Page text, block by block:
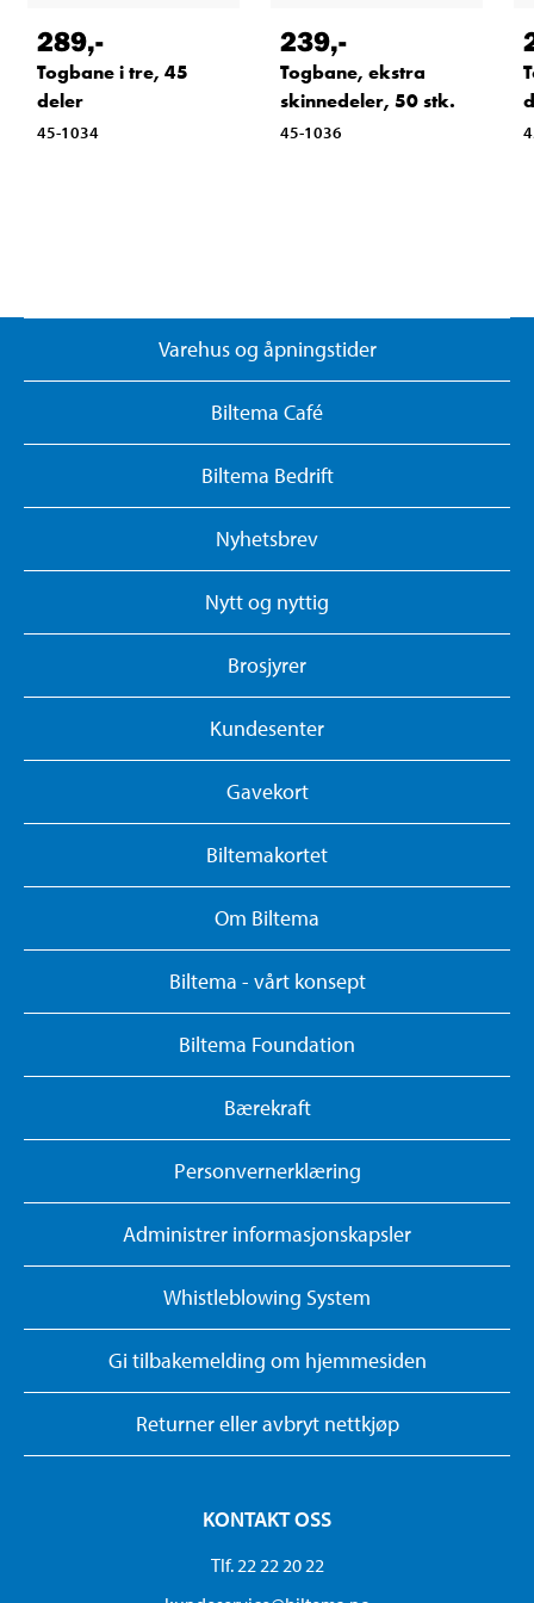
289,-
Togbane i tre, 45
deler
45-1034
239,-
Togbane, ekstra
skinnedeler, 50 stk.
45-1036
Varehus og åpningstider
Biltema Café
Biltema Bedrift
Nyhetsbrev
Nytt og nyttig
Brosjyrer
Kundesenter
Gavekort
Biltemakortet
Om Biltema
Biltema - vårt konsept
Biltema Foundation
Bærekraft
Personvernerklæring
Administrer informasjonskapsler
Whistleblowing System
Gi tilbakemelding om hjemmesiden
Returner eller avbryt nettkjøp
KONTAKT OSS
Tlf. 22 22 20 22